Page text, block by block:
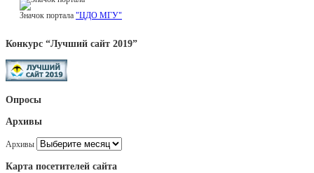
Значок портала "ЦДО МГУ"
Конкурс “Лучший сайт 2019”
Опросы
Архивы
Архивы
Карта посетителей сайта